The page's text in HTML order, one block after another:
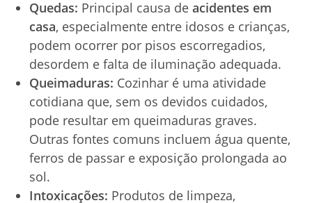
Quedas: Principal causa deacidentes em
casa, especialmente entre idosos e crianças,
podem ocorrer por pisos escorregadios,
desordem e falta de iluminação adequada.
Queimaduras: Cozinhar é uma atividade
cotidiana que, sem os devidos cuidados,
pode resultar em queimaduras graves.
Outras fontes comuns incluem água quente,
ferros de passar e exposição prolongada ao
sol.
Intoxicações: Produtos de limpeza,